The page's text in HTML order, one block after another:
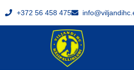
+372 56 458 475